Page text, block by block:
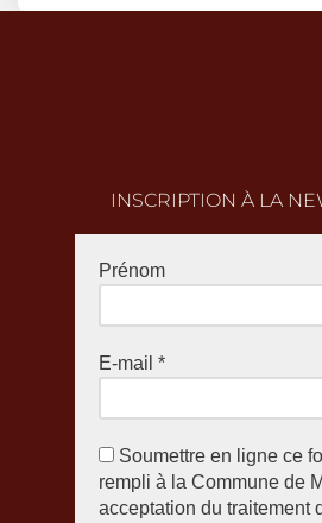
INSCRIPTION À LA
Prénom
E-mail *
Soumettre en ligne ce
rempli à la Commune de
acceptation du traitement